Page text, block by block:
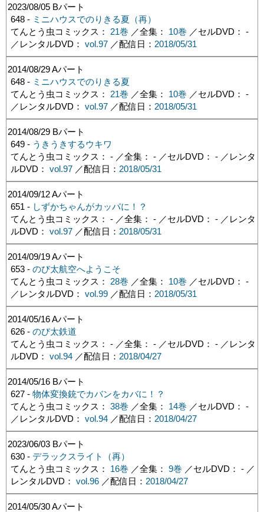
2023/08/05 Bパート
648 - ミニハウスでのりきる夏（再）
てんとう虫コミックス： 21巻 ／全集： 10巻 ／セルDVD： -
／レンタルDVD： vol.97／配信日： 2018/05/31
2014/08/29Aパート
648 - ミニハウスでのりきる夏
てんとう虫コミックス： 21巻 ／全集： 10巻 ／セルDVD： -
／レンタルDVD： vol.97／配信日： 2018/05/31
2014/08/29 Bパート
649 - うきうきするウキワ
てんとう虫コミックス： - ／全集： - ／セルDVD： - ／レンタ
ルDVD： vol.97／配信日： 2018/05/31
2014/09/12Aパート
651 - しずかちゃんがカッパに！？
てんとう虫コミックス： - ／全集： - ／セルDVD： - ／レンタ
ルDVD： vol.97／配信日： 2018/05/31
2014/09/19Aパート
653 - のび太航空へようこそ
てんとう虫コミックス： 28巻 ／全集： 10巻 ／セルDVD： -
／レンタルDVD： vol.99／配信日： 2018/05/31
2014/05/16Aパート
626 - のび太鉄道
てんとう虫コミックス： - ／全集： - ／セルDVD： - ／レンタ
ルDVD： vol.94／配信日： 2018/04/27
2014/05/16 Bパート
627 - 物体変換銃でカバンをカバに！？
てんとう虫コミックス： 38巻 ／全集： 14巻 ／セルDVD： -
／レンタルDVD： vol.94／配信日： 2018/04/27
2023/06/03 Bパート
630 - デラックスライト（再）
てんとう虫コミックス： 16巻 ／全集： 9巻 ／セルDVD： - ／
レンタルDVD： vol.96／配信日： 2018/04/27
2014/05/30Aパート